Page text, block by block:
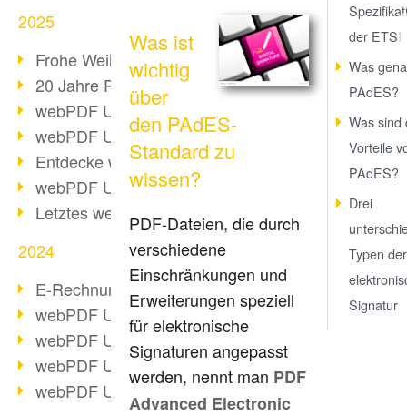
2025
Frohe Weihnachten & Auszeit
20 Jahre PDF/A
webPDF Update 10.0.3
webPDF Update 10.0.2
Entdecke webPDF 10
webPDF Update 9.0.0.3655
Letztes webPDF 8 Update
2024
E-Rechnungsstellung ab 2025
webPDF Update 9.0.0.3584
webPDF Update 9.0.0.3479
webPDF Update 9.0.0.3361
webPDF Update 9.0.0.3264
Was ist
wichtig
über
den PAdES-
Standard zu
wissen?
PDF-Dateien, die durch
verschiedene
Einschränkungen und
Erweiterungen speziell
für elektronische
Signaturen angepasst
werden, nennt man PDF
Advanced Electronic
der ETSI
Was
PAdES?
Was sind
Vorteile
PAdES?
Drei
Typen der
Signatur